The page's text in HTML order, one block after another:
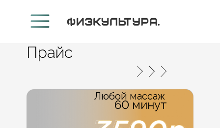
Прайс
Любой массаж
60 минут